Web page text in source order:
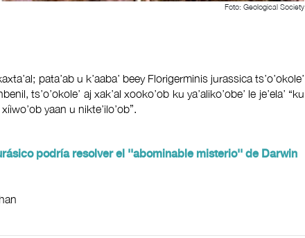
Foto: Geological Society
pata’ab u k’aaba’ beey Florigerminis jurassica ts’o’okole’
ts’o’okole’ aj xak’al xooko’ob ku ya’aliko’obe’ le je’ela’ “ku
yaan u nikte’ilo’ob”.
podría resolver el ''abominable misterio'' de Darwin